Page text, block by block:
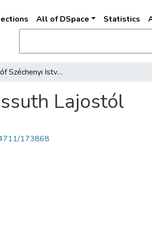
All of DSpace Statistics
Felelet gróf Széchenyi Istvánnak Kossuth Lajostól
Lajostól
173868